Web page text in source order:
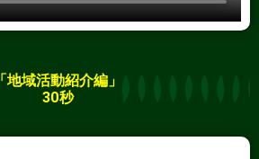
「地域活動紹介編」
30秒